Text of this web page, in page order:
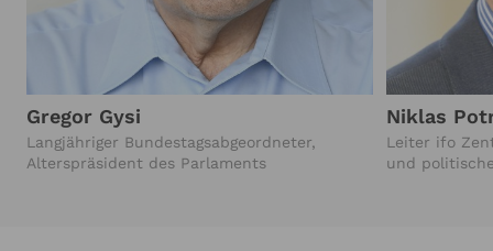
Gregor Gysi
Langjähriger Bundestagsabgeordneter,
Alterspräsident des Parlaments
Niklas
Leiter ifo
und